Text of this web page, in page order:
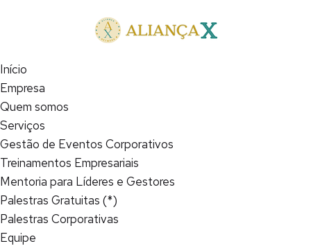
Início
Empresa
Quem somos
Serviços
Gestão de Eventos Corporativos
Treinamentos Empresariais
Mentoria para Líderes e Gestores
Palestras Gratuitas (*)
Palestras Corporativas
Equipe